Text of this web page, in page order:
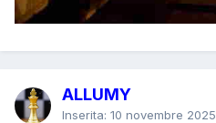
ALLUMY
Inserita: 10 novembre 2025